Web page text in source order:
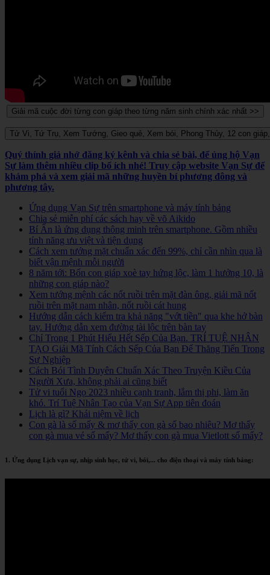
Quý thính giả nhớ đăng ký kênh và chia sẻ bài, để ủng hộ Vạn
Sự làm thêm nhiều clip bổ ích nhé! Truy cập website Vạn Sự để
khám phá và xem giải mã những huyền bí phương đông và
phương tây.
Ứng dụng Vạn Sự trên smartphone và máy tính bảng
Chia sẻ miễn phí các sách hay về võ Aikido
Bí Ẩn là ứng dụng thông minh trên smartphone. Gồm nhiều
tính năng ưu việt và tiện dụng
Cách xem tướng mặt chuẩn xác đến 99%, chỉ cần nhìn qua là
biết vận mệnh mỗi người
8 năm tới: Bốn con giáp xoè tay hứng lộc, làm 1 hưởng 10, là
những con giáp nào?
Xem tướng mệnh các nốt ruồi trên mặt đàn ông, giải mã nốt
ruồi trên mặt nam nhân, nốt ruồi cát hung
Hướng dẫn cách kiểm tra khả năng "vớt tiền" qua khe hở bàn
tay. Hướng dẫn xem đường tài lộc trên bàn tay
Chỉ Trong 1 Phút Hiểu Hết Sếp Của Bạn. TRÍ TUỆ NHÂN
TẠO Giải Mã Tính Cách Sếp Của Bạn Để Thăng Tiến Trong
Sự Nghiệp
Cách Bói Tình Duyên Chuẩn Xác Theo Truyện Kiều Của
Người Xưa, không phải ai cũng biết
Tử vi tuổi Ngọ 2023 nhiều cạnh tranh, lắm thị phi, làm ăn
khó. Trí Tuệ Nhân Tạo của Vạn Sự App tiên đoán
Lịch là gì? Khái niệm về lịch
Con gà là số mấy & mơ thấy con gà số bao nhiêu? Mơ thấy
con gà mua vé số mấy? Mơ thấy con gà mua Vietlott số mấy?
1. Ứng dụng Lịch vạn sự, nhịp sinh học, tử vi, bói,... cho điện thoại và máy tính bảng: